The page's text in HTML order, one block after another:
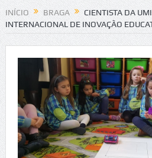
de trânsito no IC2 em Alcobaça
INÍCIO BRAGA
CIENTISTA DA
INTERNACIONAL DE INOVAÇÃO